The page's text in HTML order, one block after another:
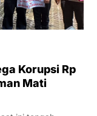
Korupsi Rp
Mati